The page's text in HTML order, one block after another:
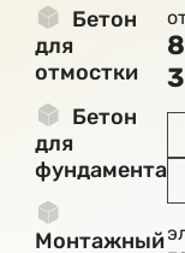
Бетон
для
отмостки
Бетон
для
фундамента
Монтажный